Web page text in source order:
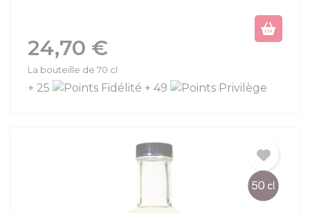
Prix
24,70 €
La bouteille de 70 cl
+ 25 + 49